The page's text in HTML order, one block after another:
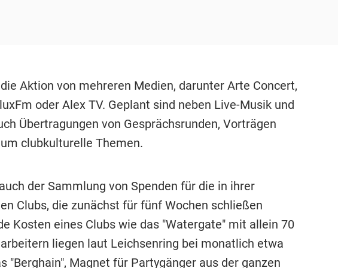
Aktion von mehreren Medien, darunter Arte Concert,
oder Alex TV. Geplant sind neben Live-Musik und
Übertragungen von Gesprächsrunden, Vorträgen
clubkulturelle Themen.
der Sammlung von Spenden für die in ihrer
Clubs, die zunächst für fünf Wochen schließen
Kosten eines Clubs wie das "Watergate" mit allein 70
liegen laut Leichsenring bei monatlich etwa
"Berghain", Magnet für Partygänger aus der ganzen